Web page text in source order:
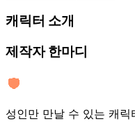
캐릭터 소개
제작자 한마디
성인만 만날 수 있는 캐릭